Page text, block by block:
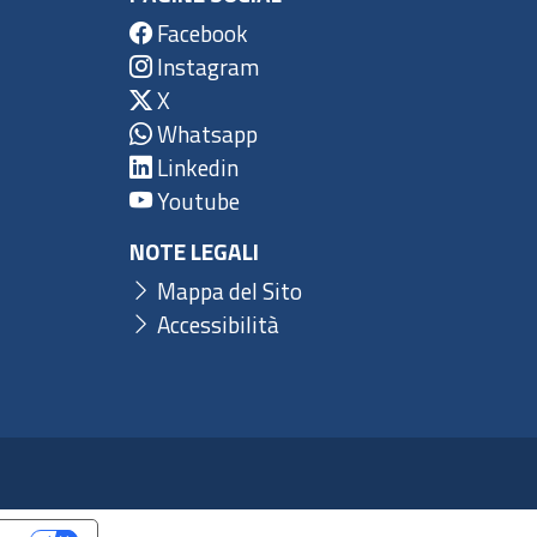
Facebook
Instagram
X
Whatsapp
Linkedin
Youtube
NOTE LEGALI
Mappa del Sito
Accessibilità